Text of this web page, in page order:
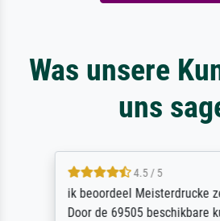
Was unsere
uns
4.5 / 5
ik beoordeel Meisterdrucke
Door de 69505 beschikbare